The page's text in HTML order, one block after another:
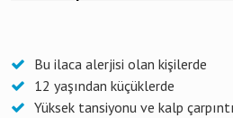
Bu ilaca alerjisi olan kişilerde
12 yaşından küçüklerde
Yüksek tansiyonu ve kalp